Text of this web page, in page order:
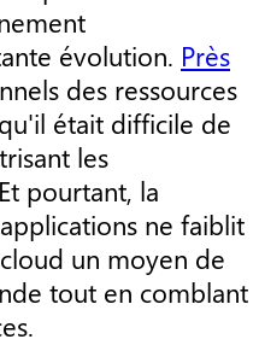
évolution. Près
des ressources
était difficile de
les
pourtant, la
ne faiblit
un moyen de
tout en comblant